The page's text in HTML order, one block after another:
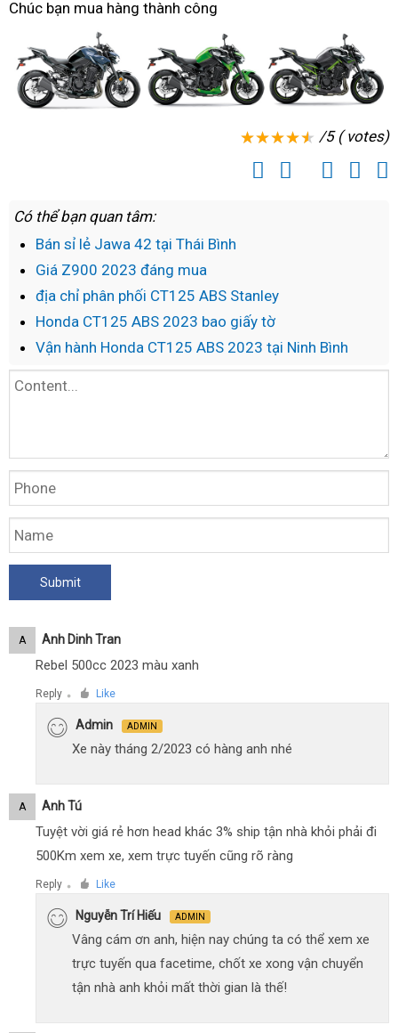
về
ABS
vừa
về
tới
Chúc bạn mua hàng thành công
/5 ( votes)
Có thể bạn quan tâm:
Bán sỉ lẻ Jawa 42 tại Thái Bình
Giá Z900 2023 đáng mua
địa chỉ phân phối CT125 ABS Stanley
Honda CT125 ABS 2023 bao giấy tờ
Vận hành Honda CT125 ABS 2023 tại Ninh Bình
A Anh Dinh Tran
Rebel 500cc 2023 màu xanh
Reply ● Like
Admin ADMIN
Xe này tháng 2/2023 có hàng anh nhé
A Anh Tú
Tuyệt vời giá rẻ hơn head khác 3% ship tận nhà khỏi phải đi
500Km xem xe, xem trực tuyến cũng rõ ràng
Reply ● Like
Nguyễn Trí Hiếu ADMIN
Vâng cám ơn anh, hiện nay chúng ta có thể xem xe
trực tuyến qua facetime, chốt xe xong vận chuyển
tận nhà anh khỏi mất thời gian là thế!